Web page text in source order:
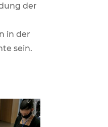
der
in der
sein.